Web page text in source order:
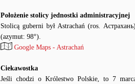
Położenie stolicy jednostki administracyjnej
Stolicą guberni był Astrachań (ros.
(azymut: 98°).
Google Maps - Astrachań
Ciekawostka
Jeśli chodzi o Królestwo Polskie, to 7